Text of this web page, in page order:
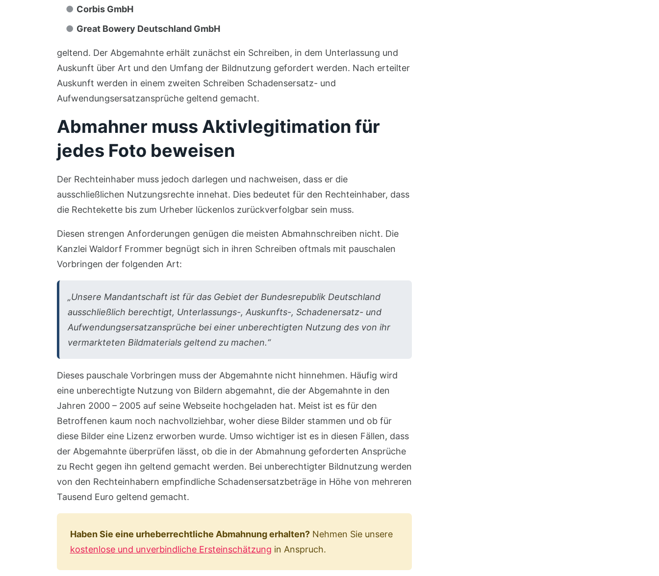
Corbis GmbH
Great Bowery Deutschland GmbH
geltend. Der Abgemahnte erhält zunächst ein Schreiben, in dem Unterlassung und
Auskunft über Art und den Umfang der Bildnutzung gefordert werden. Nach erteilter
Auskunft werden in einem zweiten Schreiben Schadensersatz- und
Aufwendungsersatzansprüche geltend gemacht.
Abmahner muss Aktivlegitimation für
jedes Foto beweisen
Der Rechteinhaber muss jedoch darlegen und nachweisen, dass er die
ausschließlichen Nutzungsrechte innehat. Dies bedeutet für den Rechteinhaber, dass
die Rechtekette bis zum Urheber lückenlos zurückverfolgbar sein muss.
Diesen strengen Anforderungen genügen die meisten Abmahnschreiben nicht. Die
Kanzlei Waldorf Frommer begnügt sich in ihren Schreiben oftmals mit pauschalen
Vorbringen der folgenden Art:
„Unsere Mandantschaft ist für das Gebiet der Bundesrepublik Deutschland
ausschließlich berechtigt, Unterlassungs-, Auskunfts-, Schadenersatz- und
Aufwendungsersatzansprüche bei einer unberechtigten Nutzung des von ihr
vermarkteten Bildmaterials geltend zu machen.“
Dieses pauschale Vorbringen muss der Abgemahnte nicht hinnehmen. Häufig wird
eine unberechtigte Nutzung von Bildern abgemahnt, die der Abgemahnte in den
Jahren 2000 – 2005 auf seine Webseite hochgeladen hat. Meist ist es für den
Betroffenen kaum noch nachvollziehbar, woher diese Bilder stammen und ob für
diese Bilder eine Lizenz erworben wurde. Umso wichtiger ist es in diesen Fällen, dass
der Abgemahnte überprüfen lässt, ob die in der Abmahnung geforderten Ansprüche
zu Recht gegen ihn geltend gemacht werden. Bei unberechtigter Bildnutzung werden
von den Rechteinhabern empfindliche Schadensersatzbeträge in Höhe von mehreren
Tausend Euro geltend gemacht.
Haben Sie eine urheberrechtliche Abmahnung erhalten?Nehmen Sie unsere
kostenlose und unverbindliche Ersteinschätzung in Anspruch.